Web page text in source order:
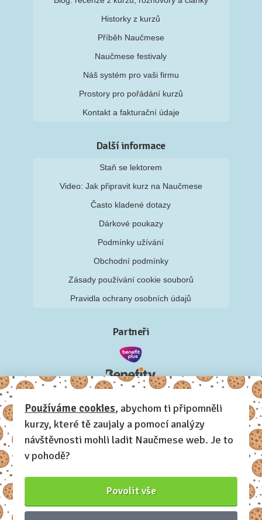
Historky z kurzů
Příběh Naučmese
Naučmese festivaly
Náš systém pro vaši firmu
Prostory pro pořádání kurzů
Kontakt a fakturační údaje
Další informace
Staň se lektorem
Video: Jak připravit kurz na Naučmese
Často kladené dotazy
Dárkové poukazy
Podmínky užívání
Obchodní podmínky
Zásady používání cookie souborů
Pravidla ochrany osobních údajů
Partneři
Používáme cookies, abychom ti připomněli
kurzy, které tě zaujaly a pomocí analýzy
návštěvnosti mohli ladit Naučmese web. Je to
v pohodě?
Povolit vše